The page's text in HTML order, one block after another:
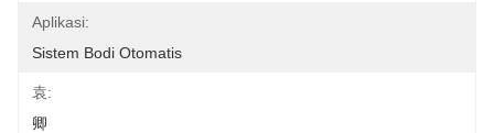
Aplikasi:
Sistem Bodi Otomatis
袁:
卿